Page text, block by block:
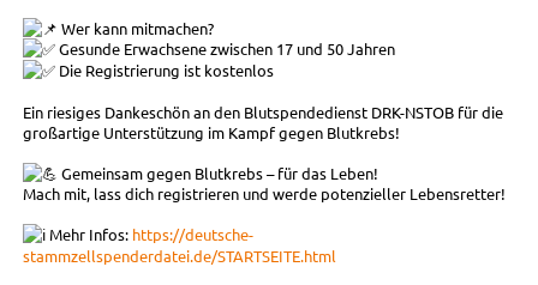
Wer kann mitmachen?
Gesunde Erwachsene zwischen 17 und 50 Jahren
Die Registrierung ist kostenlos
Ein riesiges Dankeschön an den Blutspendedienst DRK-NSTOB für die
großartige Unterstützung im Kampf gegen Blutkrebs!
Gemeinsam gegen Blutkrebs – für das Leben!
Mach mit, lass dich registrieren und werde potenzieller Lebensretter!
Mehr Infos: https://deutsche-
stammzellspenderdatei.de/STARTSEITE.html